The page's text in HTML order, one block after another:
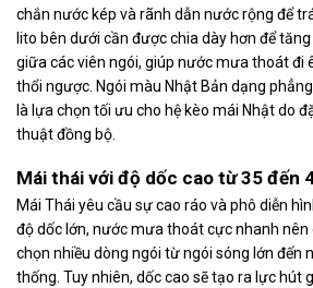
chắn nước kép và rãnh dẫn nước rộng để
lito bên dưới cần được chia dày hơn để
giữa các viên ngói, giúp nước mưa thoát đi
thổi ngược. Ngói màu Nhật Bản dạng
là lựa chọn tối ưu cho hệ kèo mái Nhật do
thuật đồng bộ.
Mái thái với độ dốc cao từ 35 đến
Mái Thái yêu cầu sự cao ráo và phô diễn
độ dốc lớn, nước mưa thoát cực nhanh nên
chọn nhiều dòng ngói từ ngói sóng lớn đến
thống. Tuy nhiên, dốc cao sẽ tạo ra lực hút